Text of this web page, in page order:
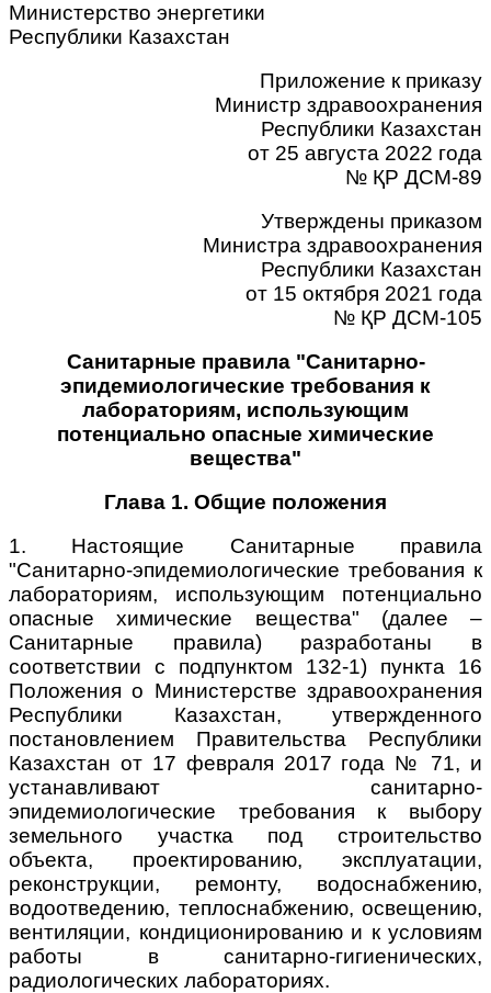
Министерство энергетики
Республики Казахстан
Приложение к приказу
Министр здравоохранения
Республики Казахстан
от 25 августа 2022 года
№ ҚР ДСМ-89
Утверждены приказом
Министра здравоохранения
Республики Казахстан
от 15 октября 2021 года
№ ҚР ДСМ-105
Санитарные правила "Санитарно-
эпидемиологические требования к
лабораториям, использующим
потенциально опасные химические
вещества"
Глава 1. Общие положения
1. Настоящие Санитарные правила
"Санитарно-эпидемиологические требования к
лабораториям, использующим потенциально
опасные химические вещества" (далее –
Санитарные правила) разработаны в
соответствии с подпунктом 132-1) пункта 16
Положения о Министерстве здравоохранения
Республики Казахстан, утвержденного
постановлением Правительства Республики
Казахстан от 17 февраля 2017 года № 71, и
устанавливают санитарно-
эпидемиологические требования к выбору
земельного участка под строительство
объекта, проектированию, эксплуатации,
реконструкции, ремонту, водоснабжению,
водоотведению, теплоснабжению, освещению,
вентиляции, кондиционированию и к условиям
работы в санитарно-гигиенических,
радиологических лабораториях.